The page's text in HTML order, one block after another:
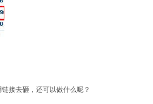
接去砸，还可以做什么呢？